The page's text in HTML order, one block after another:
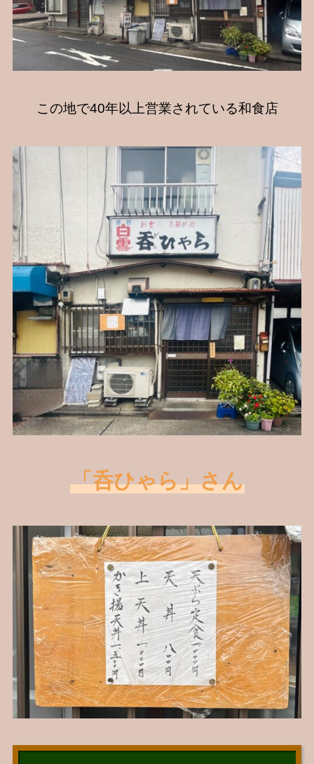
この地で40年以上営業されている和食店
「呑ひゃら」さん